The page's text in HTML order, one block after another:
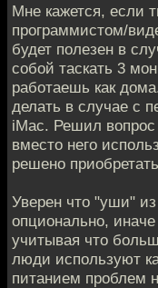
Мне кажется, если
программистом/
будет полезен в
собой таскать 3
работаешь как
делать в случае с
iMac. Решил вопрос
вместо него
решено
Уверен что "уши"
опционально, иначе
учитывая что
люди используют
питанием проблем